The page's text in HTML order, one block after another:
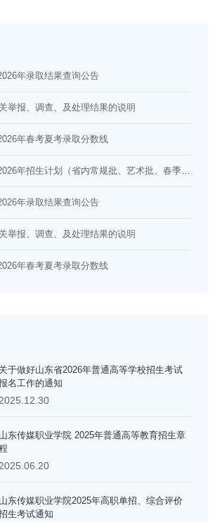
年录取结果查询公告
举报、调查、及处理结果的说明
年春考夏考录取分数线
山东传媒职业学院2026年招生计划（省内常规批、艺术批、春季高考批，省外计划）
年录取结果查询公告
举报、调查、及处理结果的说明
年春考夏考录取分数线
关于做好山东省2026年普通高等学校招生考试
名工作的通知
山东传媒职业学院 2025年普通高等教育招生章
山东传媒职业学院2025年高职单招、综合评价
生考试通知